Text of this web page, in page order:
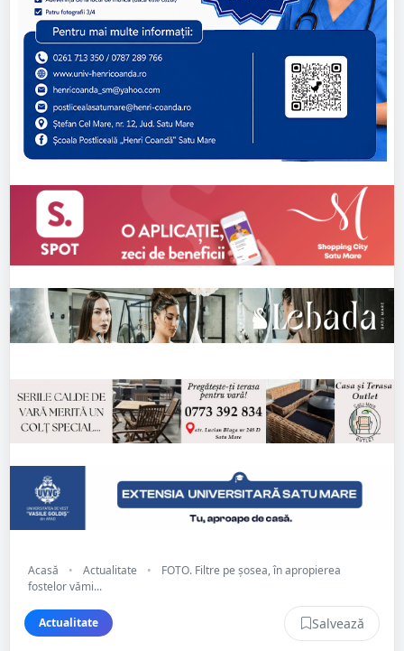
Acasă • Actualitate •
FOTO. Filtre pe șosea, în apropierea
fostelor vămi...
Actualitate Salvează